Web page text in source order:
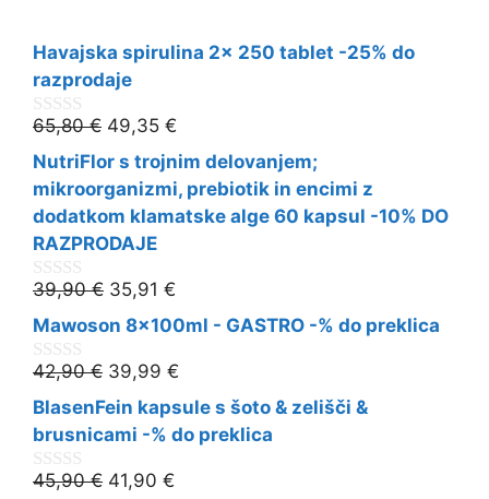
Havajska spirulina 2x 250 tablet -25% do
razprodaje
0
o
u
t
o
f
5
65,80€ 49,35 €
NutriFlor s trojnim delovanjem;
mikroorganizmi, prebiotik in encimi z
dodatkom klamatske alge 60 kapsul -10% DO
RAZPRODAJE
0
o
u
t
o
5
39,90€ 35,91 €
Mawoson 8x100ml - GASTRO -% do preklica
0
o
u
t
f
5
42,90€ 39,99 €
BlasenFein kapsule s šoto & zelišči &
brusnicami -% do preklica
0
45,90€ 41,90 €